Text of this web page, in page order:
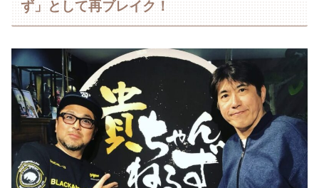
ず」として再ブレイク！